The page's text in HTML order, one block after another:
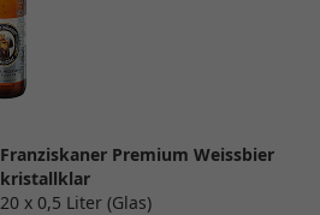
Franziskaner Premium Weissbier
kristallklar
20 x 0,5 Liter (Glas)